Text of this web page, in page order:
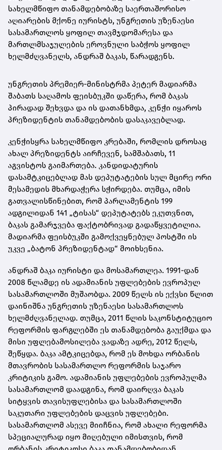
სახელმწიფო თანამდებობაზე საერთაშორისო
აღიარების მქონე იურისტს, უნგრეთის უზენაესი
სასამართლოს ყოფილ თავმჯდომარესა და
მართლმსაჯულების ეროვნული საბჭოს ყოფილ
ხელმძღვანელს, ანდრაშ ბაკას, წარადგენს.
უნგრეთის პრემიერ-მინისტრმა პეტერ მადიარმა
შაბათს საღამოს ფეისბუკში დაწერა, რომ ბაკას
პირადად შეხვდა და ის დათანხმდა, კენჭი იყაროს
პრეზიდენტის თანამდებობის დასაკავებლად.
კენჭისყრა სახელმწიფო კრებაში, რომლის დროსაც
ახალ პრეზიდენტს აირჩევენ, სამშაბათს, 11
აგვისტოს გაიმართება. კანდიდატურის
დასამტკიცებლად მას დეპუტატების სულ მცირე ორი
მესამედის მხარდაჭერა სჭირდება. თუმცა, იმის
გათვალისწინებით, რომ პარლამენტის 199
ადგილიდან 141 „ტისას“ დეპუტატებს ეკუთვნით,
ბაკას გამარჯვება ფაქტობრივად გადაწყვეტილია.
მადიარმა ფეისბუკში გამოქვეყნებულ პოსტში ის
უკვე „ბატონ პრეზიდენტად“ მოიხსენია.
ანდრაშ ბაკა იურისტი და მოსამართლეა. 1991-დან
2008 წლამდე ის ადამიანის უფლებების ევროპულ
სასამართლოში მუშაობდა. 2009 წელს ის ექვსი წლით
დაინიშნა უნგრეთის უზენაესი სასამართლოს
ხელმძღვანელად. თუმცა, 2011 წლის საკონსტიტუციო
რეფორმის ფარგლებში ეს თანამდებობა გაუქმდა და
მისი უფლებამოსილება ვადაზე ადრე, 2012 წელს,
შეწყდა. ბაკა ამტკიცებდა, რომ ეს მოხდა ორბანის
მთავრობის სასამართლო რეფორმის საჯარო
კრიტიკის გამო. ადამიანის უფლებების ევროპულმა
სასამართლომ დაადგინა, რომ დაირღვა ბაკას
სიტყვის თავისუფლებისა და სასამართლოში
საკუთარი უფლებების დაცვის უფლებები.
სასამართლომ ასევე მიიჩნია, რომ ახალი რეფორმა
სპეციალურად იყო მიღებული იმისთვის, რომ